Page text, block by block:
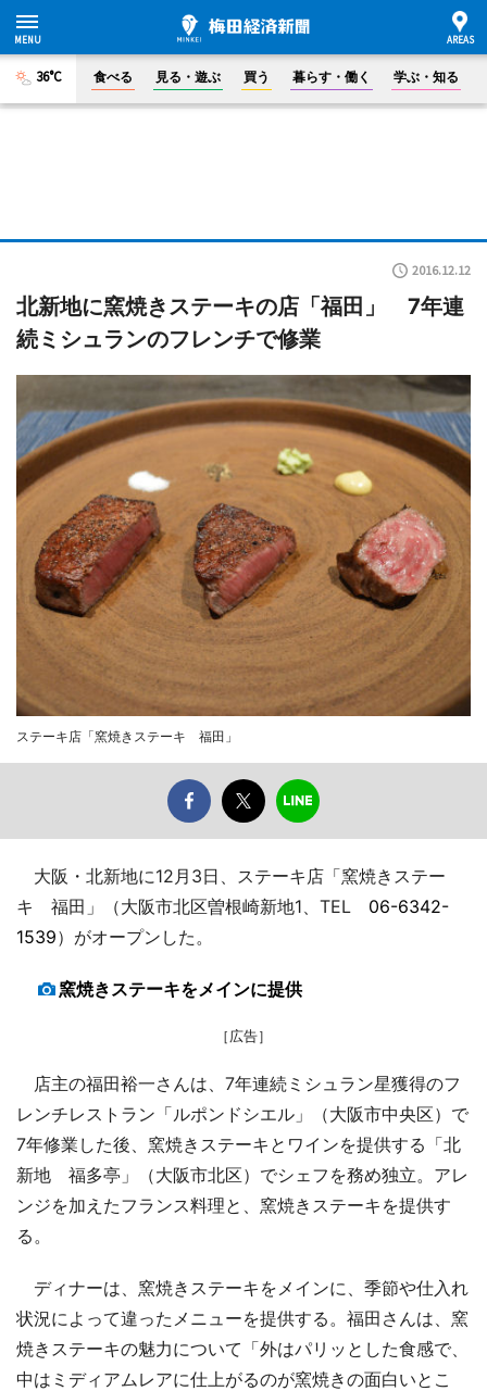
36°C 食べる 見る・遊ぶ 買う 暮らす・働く 学ぶ・知る
2016.12.12
北新地に窯焼きステーキの店「福田」 7年連
続ミシュランのフレンチで修業
ステーキ店「窯焼きステーキ 福田」
大阪・北新地に12月3日、ステーキ店「窯焼きステー
キ 福田」（大阪市北区曽根崎新地1、TEL 06-6342-
1539）がオープンした。
窯焼きステーキをメインに提供
［広告］
店主の福田裕一さんは、7年連続ミシュラン星獲得のフ
レンチレストラン「ルポンドシエル」（大阪市中央区）で
7年修業した後、窯焼きステーキとワインを提供する「北
新地 福多亭」（大阪市北区）でシェフを務め独立。アレ
ンジを加えたフランス料理と、窯焼きステーキを提供す
る。
ディナーは、窯焼きステーキをメインに、季節や仕入れ
状況によって違ったメニューを提供する。福田さんは、窯
焼きステーキの魅力について「外はパリッとした食感で、
中はミディアムレアに仕上がるのが窯焼きの面白いとこ